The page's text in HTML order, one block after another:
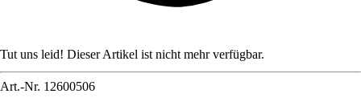
Tut uns leid! Dieser Artikel ist nicht mehr verfügbar.
Art.-Nr. 12600506